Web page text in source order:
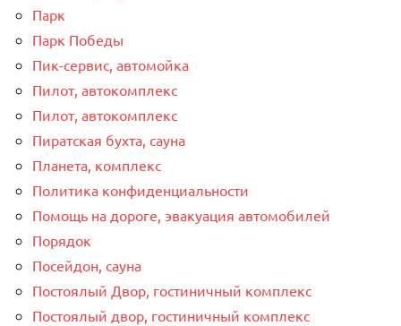
Парк
Парк Победы
Пик-сервис, автомойка
Пилот, автокомплекс
Пилот, автокомплекс
Пиратская бухта, сауна
Планета, комплекс
Политика конфиденциальности
Помощь на дороге, эвакуация автомобилей
Порядок
Посейдон, сауна
Постоялый Двор, гостиничный комплекс
Постоялый двор, гостиничный комплекс